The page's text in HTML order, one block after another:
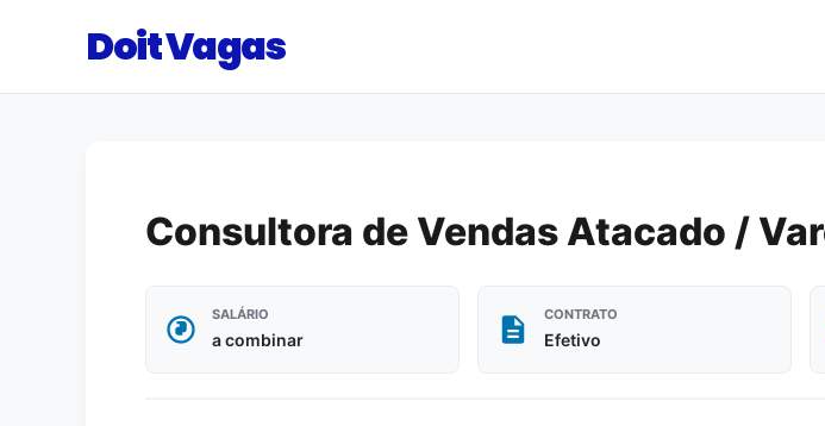
Doit Vagas
Consultora de Vendas Atacado /
SALÁRIO
a combinar
CONTRATO
Efetivo